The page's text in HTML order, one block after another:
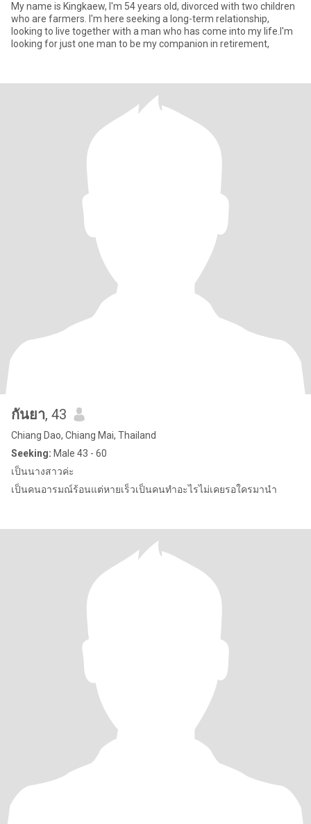
My name is Kingkaew, I'm 54 years old, divorced with two children
who are farmers. I'm here seeking a long-term relationship,
looking to live together with a man who has come into my life.I'm
looking for just one man to be my companion in retirement,
กันยา, 43
Chiang Dao, Chiang Mai, Thailand
Seeking: Male 43 - 60
เป็นนางสาวค่ะ
เป็นคนอารมณ์ร้อนแต่หายเร็วเป็นคนทำอะไรไม่เคยรอใครมานำ